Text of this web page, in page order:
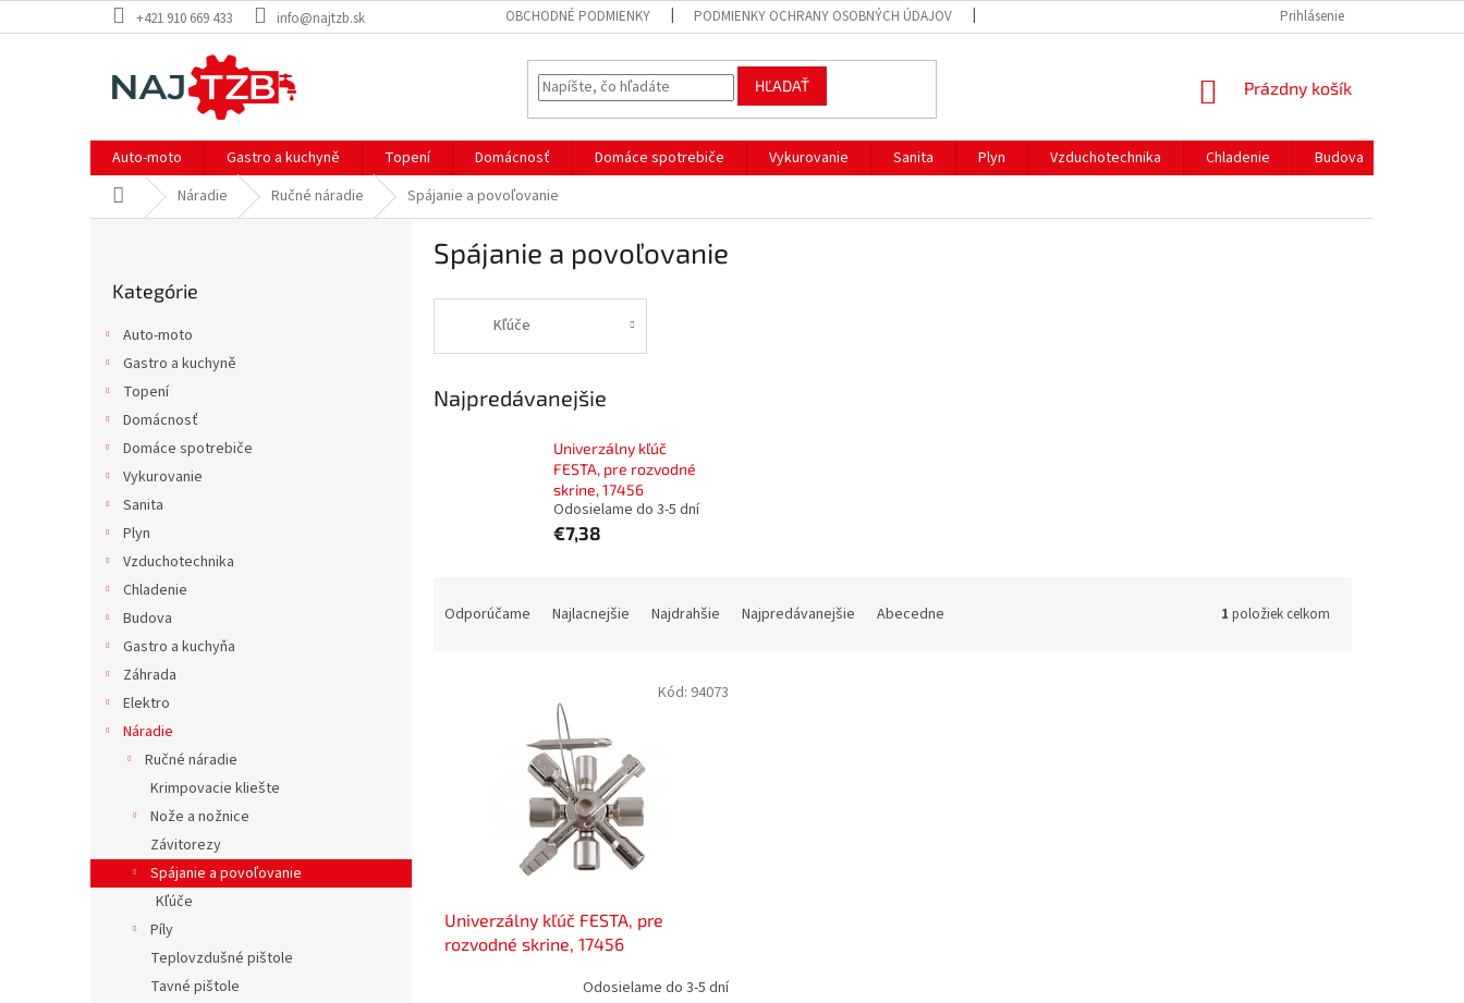
na
+421 910 669 433 info@najtzb.sk OBCHODNÉ PODMIENKY PODMIENKY OCHRANY OSOBNÝCH ÚDAJOV PREPRAVA A PLATBYPrihlásenie
HĽADAŤ
NÁKUPNÝ
Prázdny košík
Auto-moto Gastro a kuchyně Topení Domácnosť Domáce spotrebiče Vykurovanie Sanita Plyn Vzduchotechnika Chladenie Budova
DomovNáradie Ručné náradie Spájanie a povoľovanie
kategórie
Kategórie
Auto-moto
Gastro a kuchyně
Topení
Domácnosť
Domáce spotrebiče
Vykurovanie
Sanita
Plyn
Vzduchotechnika
Chladenie
Budova
Gastro a kuchyňa
Záhrada
Elektro
Náradie
Ručné náradie
Krimpovacie kliešte
Nože a nožnice
Závitorezy
Spájanie a povoľovanie
Kľúče
Píly
Teplovzdušné pištole
Tavné pištole
Spájanie a povoľovanie
Kľúče
Najpredávanejšie
Univerzálny kľúč
FESTA, pre rozvodné
skrine, 17456
Odosielame do 3-5 dní
€7,38
Odporúčame Najlacnejšie Najdrahšie Najpredávanejšie Abecedne 1 položiek celkom
Univerzálny kľúč FESTA, pre
rozvodné skrine, 17456
Odosielame do 3-5 dní
Kód: 94073